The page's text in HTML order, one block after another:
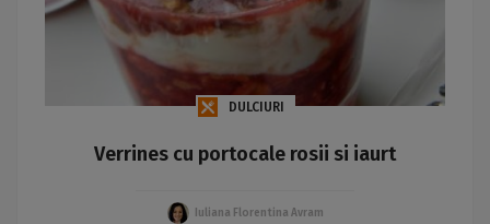
DULCIURI
Verrines cu portocale rosii si iaurt
Iuliana Florentina Avram